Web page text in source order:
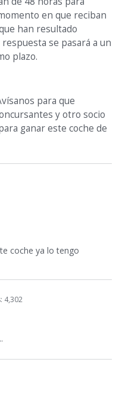
en que reciban
han resultado
se pasará a un
plazo.
para que
y otro socio
ganar este coche de
coche ya lo tengo
4,302